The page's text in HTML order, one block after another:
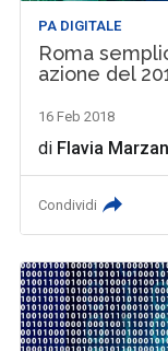
PA DIGITALE
Roma
azione del
16 Feb 2018
di Flavia
Condividi